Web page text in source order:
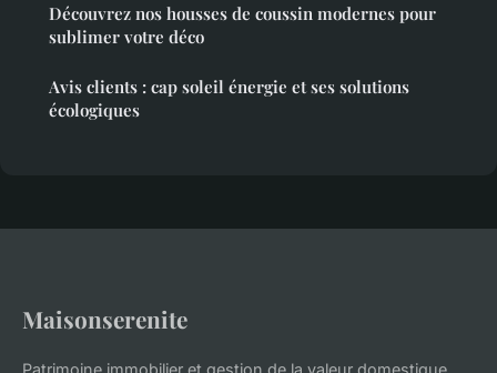
Découvrez nos housses de coussin modernes pour
sublimer votre déco
Avis clients : cap soleil énergie et ses solutions
écologiques
Maisonserenite
Patrimoine immobilier et gestion de la valeur domestique